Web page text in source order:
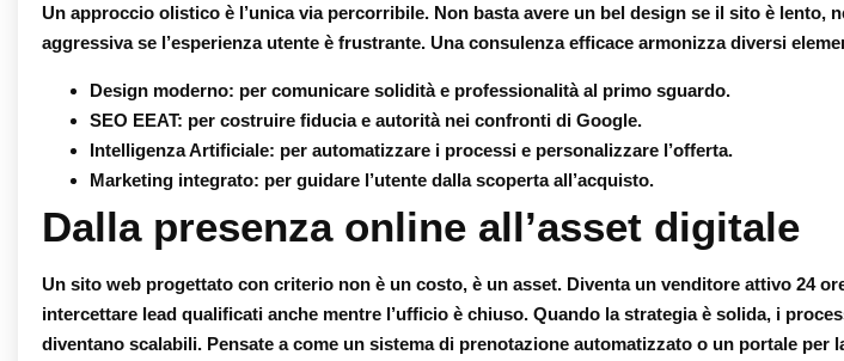
Un approccio olistico è l’unica via percorribile. Non basta avere un bel design se il sito è lento,
aggressiva se l’esperienza utente è frustrante. Una consulenza efficace armonizza diversi
Design moderno: per comunicare solidità e professionalità al primo sguardo.
SEO EEAT: per costruire fiducia e autorità nei confronti di Google.
Intelligenza Artificiale: per automatizzare i processi e personalizzare l’offerta.
Marketing integrato: per guidare l’utente dalla scoperta all’acquisto.
Dalla presenza online all’asset digitale
Un sito web progettato con criterio non è un costo, è un asset. Diventa un venditore attivo 24
intercettare lead qualificati anche mentre l’ufficio è chiuso. Quando la strategia è solida, i
diventano scalabili. Pensate a come un sistema di prenotazione automatizzato o un portale per